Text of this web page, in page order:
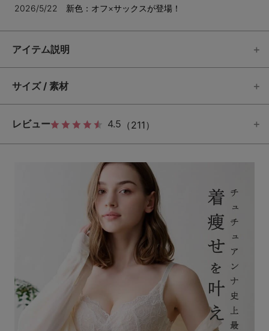
2026/5/22 新色：オフ×サックスが登場！
アイテム説明
サイズ / 素材
レビュー 4.5 （211）